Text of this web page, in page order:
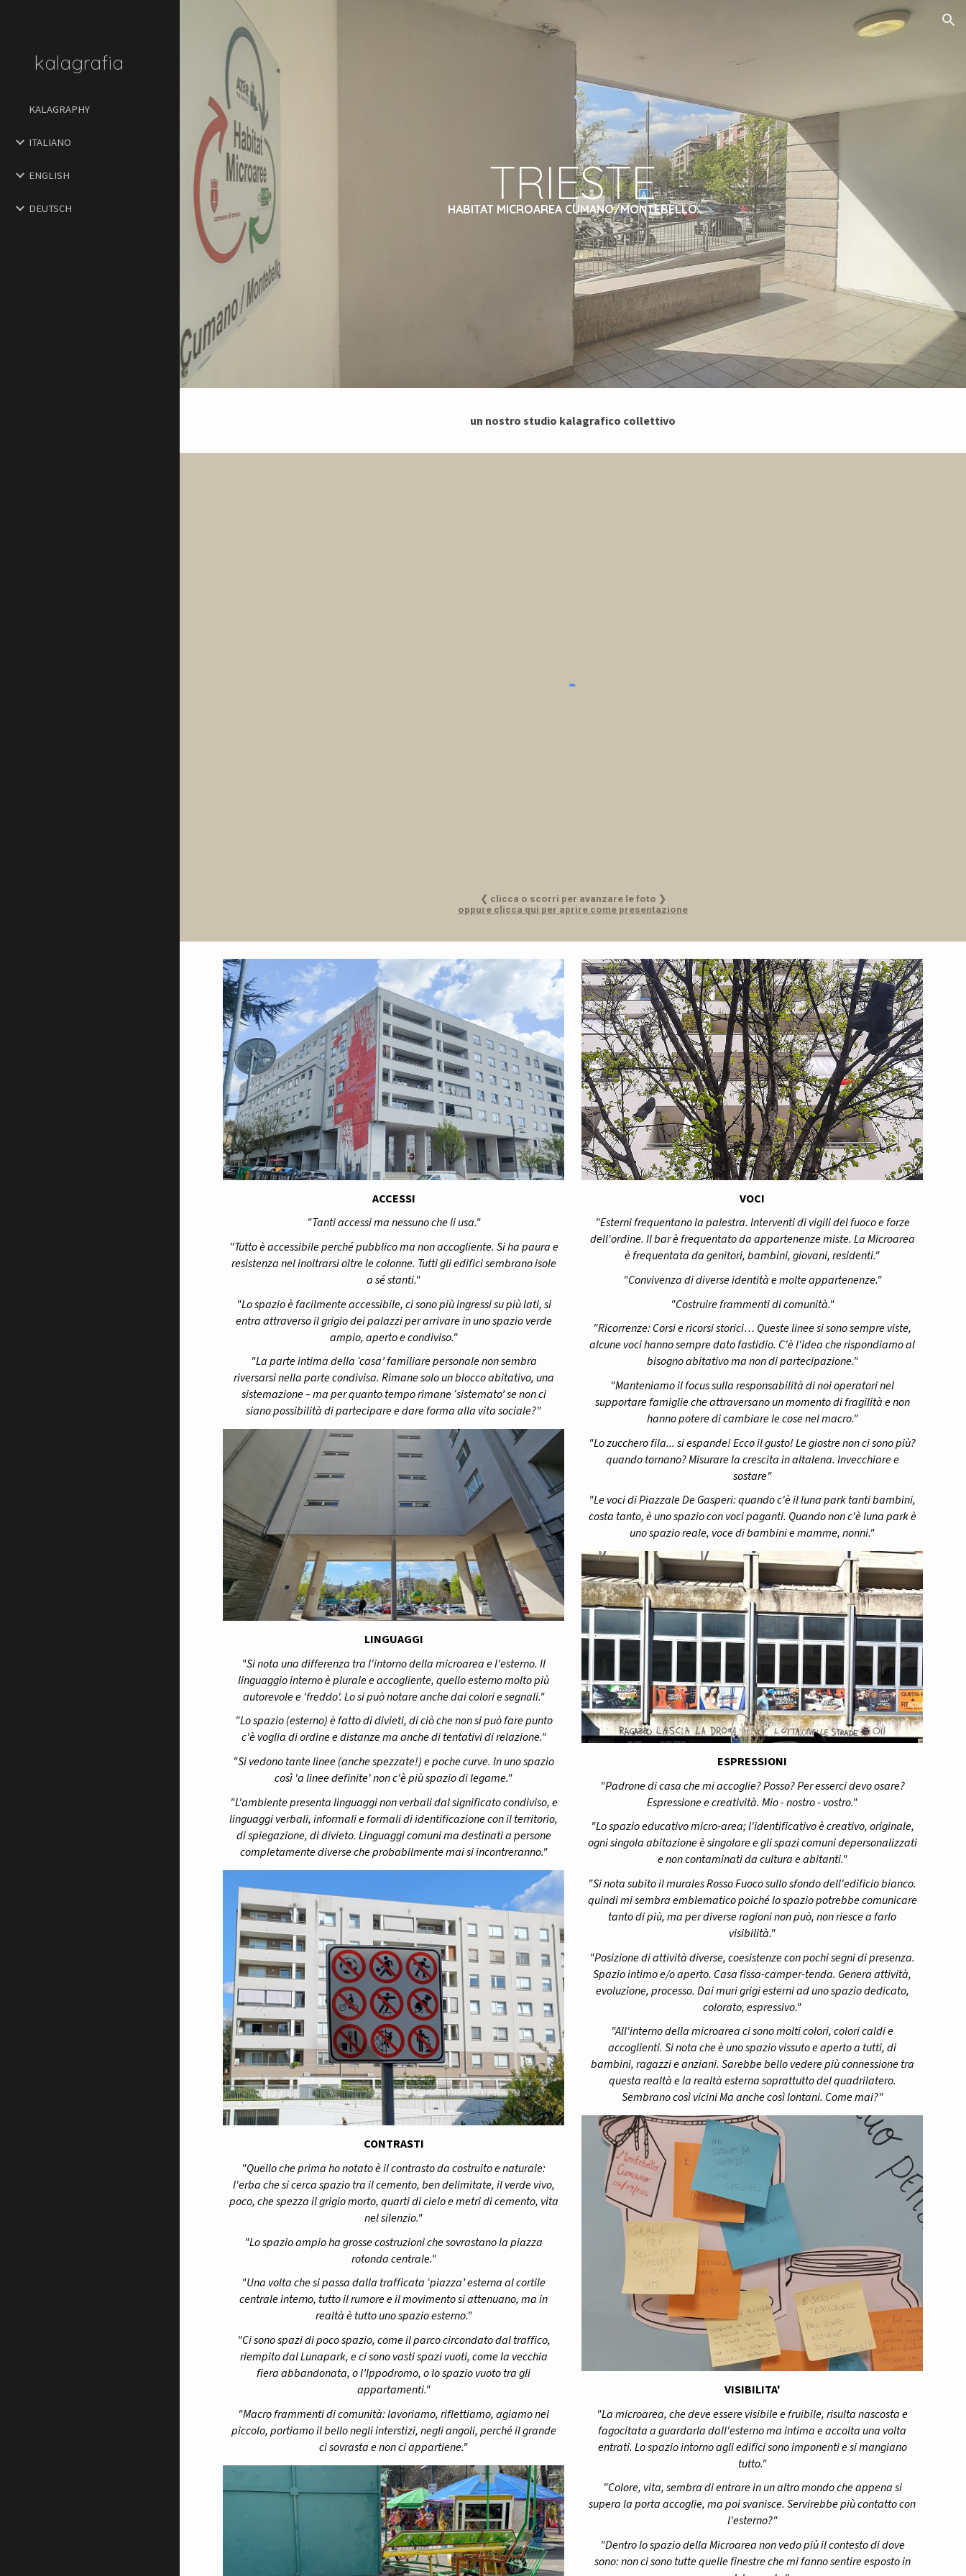
kalagrafia
KALAGRAPHY
ITALIANO
ENGLISH
DEUTSCH TRIESTE
HABITAT MICROAREA CUMANO/MONTEBELLO
un nostro studio kalagrafico collettivo
❮ clicca o scorri per avanzare le foto ❯
oppure clicca qui per aprire come presentazione
ACCESSI
"Tanti accessi ma nessuno che li usa."
"Tutto è accessibile perché pubblico ma non accogliente. Si ha paura e
resistenza nel inoltrarsi oltre le colonne. Tutti gli edifici sembrano isole
a sé stanti."
"Lo spazio è facilmente accessibile, ci sono più ingressi su più lati, si
entra attraverso il grigio dei palazzi per arrivare in uno spazio verde
ampio, aperto e condiviso."
"La parte intima della ‘casa’ familiare personale non sembra
riversarsi nella parte condivisa. Rimane solo un blocco abitativo, una
sistemazione – ma per quanto tempo rimane ‘sistemato’ se non ci
siano possibilità di partecipare e dare forma alla vita sociale?"
LINGUAGGI
"Si nota una differenza tra l'intorno della microarea e l'esterno. Il
linguaggio interno è plurale e accogliente, quello esterno molto più
autorevole e 'freddo'. Lo si può notare anche dai colori e segnali."
"Lo spazio (esterno) è fatto di divieti, di ciò che non si può fare punto
c'è voglia di ordine e distanze ma anche di tentativi di relazione."
"Si vedono tante linee (anche spezzate!) e poche curve. In uno spazio
così 'a linee definite' non c'è più spazio di legame."
"L'ambiente presenta linguaggi non verbali dal significato condiviso, e
linguaggi verbali, informali e formali di identificazione con il territorio,
di spiegazione, di divieto. Linguaggi comuni ma destinati a persone
completamente diverse che probabilmente mai si incontreranno."
CONTRASTI
"Quello che prima ho notato è il contrasto da costruito e naturale:
l'erba che si cerca spazio tra il cemento, ben delimitate, il verde vivo,
poco, che spezza il grigio morto, quarti di cielo e metri di cemento, vita
nel silenzio."
"Lo spazio ampio ha grosse costruzioni che sovrastano la piazza
rotonda centrale."
"Una volta che si passa dalla trafficata ‘piazza’ esterna al cortile
centrale interno, tutto il rumore e il movimento si attenuano, ma in
realtà è tutto uno spazio esterno."
"Ci sono spazi di poco spazio, come il parco circondato dal traffico,
riempito dal Lunapark, e ci sono vasti spazi vuoti, come la vecchia
fiera abbandonata, o l’Ippodromo, o lo spazio vuoto tra gli
appartamenti."
"Macro frammenti di comunità: lavoriamo, riflettiamo, agiamo nel
piccolo, portiamo il bello negli interstizi, negli angoli, perché il grande
ci sovrasta e non ci appartiene."
VOCI
"Esterni frequentano la palestra. Interventi di vigili del fuoco e forze
dell'ordine. Il bar è frequentato da appartenenze miste. La Microarea
è frequentata da genitori, bambini, giovani, residenti."
"Convivenza di diverse identità e molte appartenenze."
"Costruire frammenti di comunità."
"Ricorrenze: Corsi e ricorsi storici… Queste linee si sono sempre viste,
alcune voci hanno sempre dato fastidio. C'è l'idea che rispondiamo al
bisogno abitativo ma non di partecipazione."
"Manteniamo il focus sulla responsabilità di noi operatori nel
supportare famiglie che attraversano un momento di fragilità e non
hanno potere di cambiare le cose nel macro."
"Lo zucchero fila... si espande! Ecco il gusto! Le giostre non ci sono più?
quando tornano? Misurare la crescita in altalena. Invecchiare e
sostare"
"Le voci di Piazzale De Gasperi: quando c'è il luna park tanti bambini,
costa tanto, è uno spazio con voci paganti. Quando non c'è luna park è
uno spazio reale, voce di bambini e mamme, nonni."
ESPRESSIONI
"Padrone di casa che mi accoglie? Posso? Per esserci devo osare?
Espressione e creatività. Mio - nostro - vostro."
"Lo spazio educativo micro-area; l'identificativo è creativo, originale,
ogni singola abitazione è singolare e gli spazi comuni depersonalizzati
e non contaminati da cultura e abitanti."
"Si nota subito il murales Rosso Fuoco sullo sfondo dell'edificio bianco.
quindi mi sembra emblematico poiché lo spazio potrebbe comunicare
tanto di più, ma per diverse ragioni non può, non riesce a farlo
visibilità."
"Posizione di attività diverse, coesistenze con pochi segni di presenza.
Spazio intimo e/o aperto. Casa fissa-camper-tenda. Genera attività,
evoluzione, processo. Dai muri grigi esterni ad uno spazio dedicato,
colorato, espressivo."
"All'interno della microarea ci sono molti colori, colori caldi e
accoglienti. Si nota che è uno spazio vissuto e aperto a tutti, di
bambini, ragazzi e anziani. Sarebbe bello vedere più connessione tra
questa realtà e la realtà esterna soprattutto del quadrilatero.
Sembrano così vicini Ma anche così lontani. Come mai?"
VISIBILITA'
"La microarea, che deve essere visibile e fruibile, risulta nascosta e
fagocitata a guardarla dall'esterno ma intima e accolta una volta
entrati. Lo spazio intorno agli edifici sono imponenti e si mangiano
tutto."
"Colore, vita, sembra di entrare in un altro mondo che appena si
supera la porta accoglie, ma poi svanisce. Servirebbe più contatto con
l'esterno?"
"Dentro lo spazio della Microarea non vedo più il contesto di dove
sono: non ci sono tutte quelle finestre che mi fanno sentire esposto in